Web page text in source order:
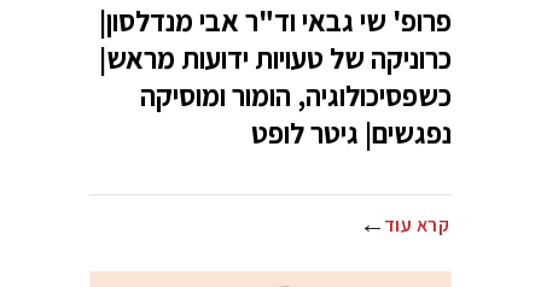
פרופ' שי גבאי וד"ר אבי מנדלסון|
כרוניקה של טעויות ידועות מראש|
כשפסיכולוגיה, הומור ומוסיקה
נפגשים| גיטר לופט
קרא עוד